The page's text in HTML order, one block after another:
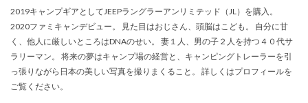
2019キャンプギアとしてJEEPラングラーアンリミテッド（JL）を購入。
2020ファミキャンデビュー。 見た目はおじさん、頭脳はこども。 自分に甘
く、他人に厳しいところはDNAのせい。 妻１人、男の子２人を持つ４０代サ
ラリーマン。 将来の夢はキャンプ場の経営と、キャンピングトレーラーを引
っ張りながら日本の美しい写真を撮りまくること。 詳しくはプロフィールを
ご覧ください。
せせらぎ公園オートキャンプ場
雨キャンプ
深緑キャンプ
冬キャンプ
雪中キャンプ
デイキャンプ レビュー
まとめ
ひとりごと
Jeepを買おう
Jeepカスタム
神対応